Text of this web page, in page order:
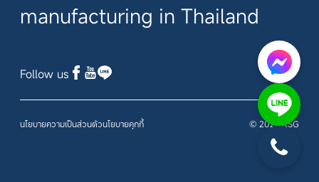
manufacturing in Thailand
Follow us
นโยบายความเป็นส่วนตัวนโยบายคุกกี้ © 2026 KSG